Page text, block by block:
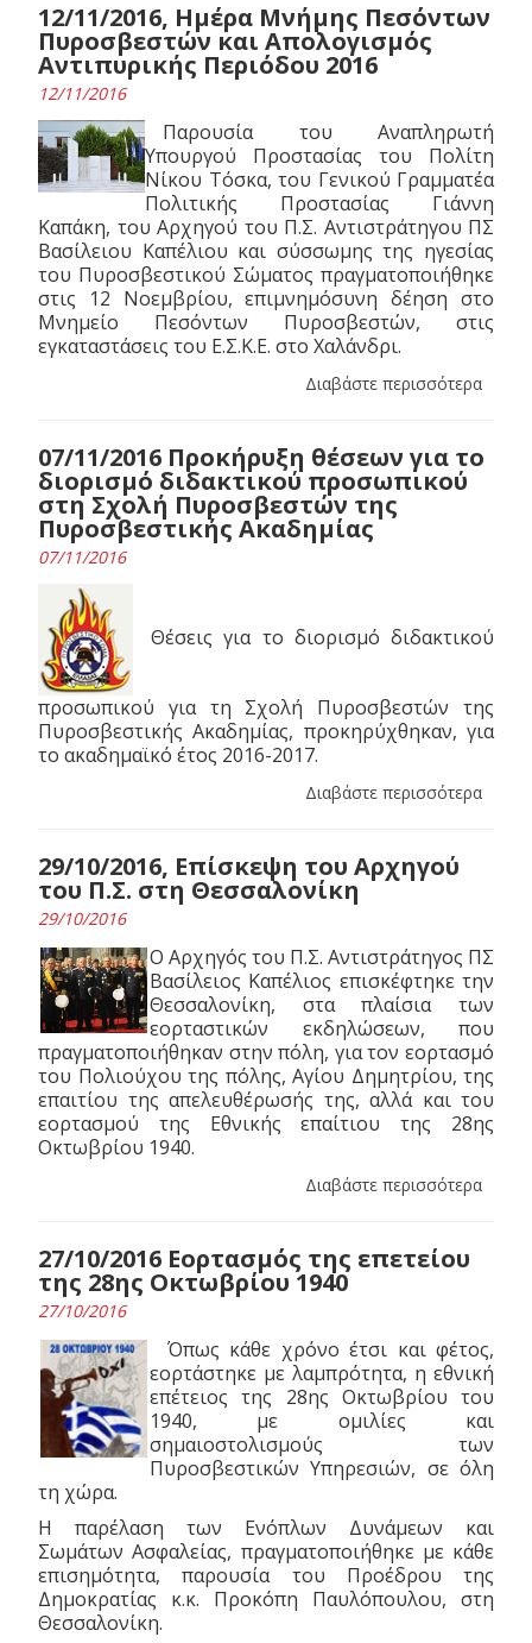
12/11/2016, Ημέρα Μνήμης Πεσόντων
Πυροσβεστών και Απολογισμός
Αντιπυρικής Περιόδου 2016
12/11/2016
Παρουσία του Αναπληρωτή
Υπουργού Προστασίας του Πολίτη
Νίκου Τόσκα, του Γενικού Γραμματέα
Πολιτικής Προστασίας Γιάννη
Καπάκη, του Αρχηγού του Π.Σ. Αντιστράτηγου ΠΣ
Βασίλειου Καπέλιου και σύσσωμης της ηγεσίας
του Πυροσβεστικού Σώματος πραγματοποιήθηκε
στις 12 Νοεμβρίου, επιμνημόσυνη δέηση στο
Μνημείο Πεσόντων Πυροσβεστών, στις
εγκαταστάσεις του Ε.Σ.Κ.Ε. στο Χαλάνδρι.
Διαβάστε περισσότερα
07/11/2016 Προκήρυξη θέσεων για το
διορισμό διδακτικού προσωπικού
στη Σχολή Πυροσβεστών της
Πυροσβεστικής Ακαδημίας
07/11/2016
Θέσεις για το διορισμό διδακτικού
προσωπικού για τη Σχολή Πυροσβεστών της
Πυροσβεστικής Ακαδημίας, προκηρύχθηκαν, για
το ακαδημαϊκό έτος 2016-2017.
Διαβάστε περισσότερα
29/10/2016, Επίσκεψη του Αρχηγού
του Π.Σ. στη Θεσσαλονίκη
29/10/2016
Ο Αρχηγός του Π.Σ. Αντιστράτηγος ΠΣ
Βασίλειος Καπέλιος επισκέφτηκε την
Θεσσαλονίκη, στα πλαίσια των
εορταστικών εκδηλώσεων, που
πραγματοποιήθηκαν στην πόλη, για τον εορτασμό
του Πολιούχου της πόλης, Αγίου Δημητρίου, της
επαιτίου της απελευθέρωσής της, αλλά και του
εορτασμού της Εθνικής επαίτιου της 28ης
Οκτωβρίου 1940.
Διαβάστε περισσότερα
27/10/2016 Εορτασμός της επετείου
της 28ης Οκτωβρίου 1940
27/10/2016
Όπως κάθε χρόνο έτσι και φέτος,
εορτάστηκε με λαμπρότητα, η εθνική
επέτειος της 28ης Οκτωβρίου του
1940, με ομιλίες και
σημαιοστολισμούς των
Πυροσβεστικών Υπηρεσιών, σε όλη
τη χώρα.
Η παρέλαση των Ενόπλων Δυνάμεων και
Σωμάτων Ασφαλείας, πραγματοποιήθηκε με κάθε
επισημότητα, παρουσία του Προέδρου της
Δημοκρατίας κ.κ. Προκόπη Παυλόπουλου, στη
Θεσσαλονίκη.